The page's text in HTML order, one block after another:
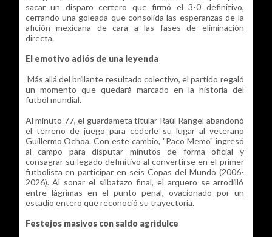
sacar un disparo certero que firmó el 3-0 definitivo,
cerrando una goleada que consolida las esperanzas de la
afición mexicana de cara a las fases de eliminación
directa.
El emotivo adiós de una leyenda
Más allá del brillante resultado colectivo, el partido regaló
un momento que quedará marcado en la historia del
futbol mundial.
Al minuto 77, el guardameta titular Raúl Rangel abandonó
el terreno de juego para cederle su lugar al veterano
Guillermo Ochoa. Con este cambio, "Paco Memo" ingresó
al campo para disputar minutos de forma oficial y
consagrar su legado definitivo al convertirse en el primer
futbolista en participar en seis Copas del Mundo (2006-
2026). Al sonar el silbatazo final, el arquero se arrodilló
entre lágrimas en el punto penal, ovacionado por un
estadio entero que reconoció su trayectoria.
Festejos masivos con saldo agridulce